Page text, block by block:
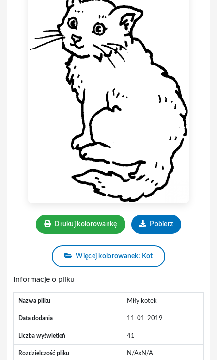
Drukuj kolorowankę Pobierz
Więcej kolorowanek: Kot
Informacje o pliku
Nazwa pliku Miły kotek
Data dodania 11-01-2019
Liczba wyświetleń 41
Rozdzielczość pliku N/AxN/A